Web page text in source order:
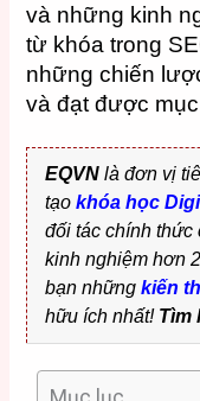
và những kinh
từ khóa trong
những chiến
và đạt được
EQVN là đơn vị
tạokhóa học
đối tác chính thức
kinh nghiệm hơn
bạn nhữngkiến
hữu ích nhất! Tìm